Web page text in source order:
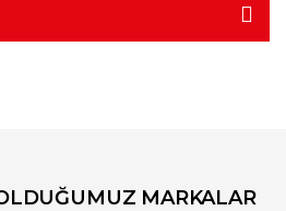
MARKALAR